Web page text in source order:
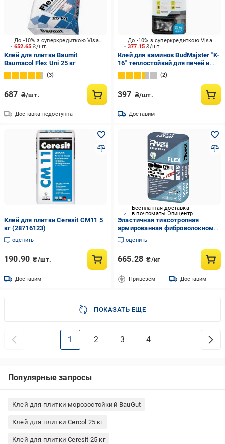
652.65₴/шт.
До -10% з суперкредиткою Visa Вигода
Клей для плитки Baumit
Baumacol Flex Uni 25 кг
3
687 ₴/шт.
Доставка недоступна
377.15₴/шт.
До -10% з суперкредиткою Visa Вигода
Клей для каминов BudMajster "K-
16" теплостойкий для печей и
теплых полов 25 кг
2
397 ₴/шт.
Доставим
Клей для плитки Ceresit CM11 5
кг (28716123)
оценить
190.90 ₴/шт.
Доставим
Бесплатная доставка
в почтоматы Эпицентр
Эластичная тиксотропная
армированная фиброволокном
клеевая смесь ТМ Полипласт
ПП-019 FLEX 25 кг
оценить
665.28 ₴/кг
Привезём Доставим
ПОКАЗАТЬ ЕЩЕ
1 2 3 4
Популярные запросы
Клей для плитки морозостойкий BauGut
Клей для плитки Cercol 25 кг
Клей для плитки Ceresit 25 кг